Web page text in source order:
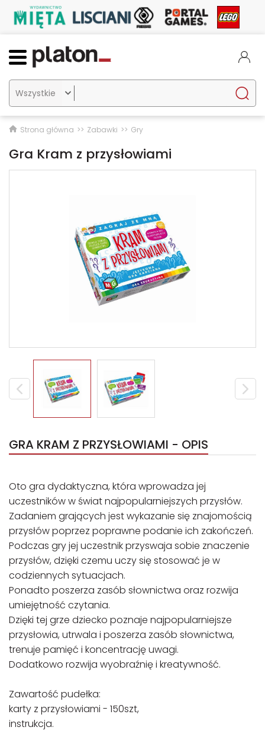

Strona główna Zabawki Gry
Gra Kram z przysłowiami
GRA KRAM Z PRZYSŁOWIAMI - OPIS
Oto gra dydaktyczna, która wprowadza jej
uczestników w świat najpopularniejszych przysłów.
Zadaniem grających jest wykazanie się znajomością
przysłów poprzez poprawne podanie ich zakończeń.
Podczas gry jej uczestnik przyswaja sobie znaczenie
przysłów, dzięki czemu uczy się stosować je w
codziennych sytuacjach.
Ponadto poszerza zasób słownictwa oraz rozwija
umiejętność czytania.
Dzięki tej grze dziecko poznaje najpopularniejsze
przysłowia, utrwala i poszerza zasób słownictwa,
trenuje pamięć i koncentrację uwagi.
Dodatkowo rozwija wyobraźnię i kreatywność.
Zawartość pudełka:
karty z przysłowiami - 150szt,
instrukcja.